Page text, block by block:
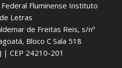
Fluminense Instituto
de Letras
de Freitas Reis, s/nº
Bloco C Sala 518
| CEP 24210-201